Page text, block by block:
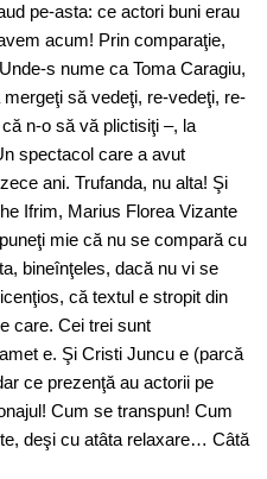
pe-asta: ce actori buni erau
acum! Prin comparaţie,
s nume ca Toma Caragiu,
să vedeţi, re-vedeţi, re-
n-o să vă plictisiţi –, la
spectacol care a avut
ani. Trufanda, nu alta! Şi
Ifrim, Marius Florea Vizante
mie că nu se compară cu
bineînţeles, dacă nu vi se
că textul e stropit din
care. Cei trei sunt
e. Şi Cristi Juncu e (parcă
ce prezenţă au actorii pe
Cum se transpun! Cum
deşi cu atâta relaxare… Câtă